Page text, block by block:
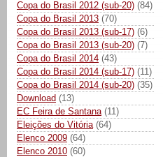
Copa do Brasil 2012 (sub-20) (84)
Copa do Brasil 2013 (70)
Copa do Brasil 2013 (sub-17) (6)
Copa do Brasil 2013 (sub-20) (7)
Copa do Brasil 2014 (43)
Copa do Brasil 2014 (sub-17) (11)
Copa do Brasil 2014 (sub-20) (35)
Download (13)
EC Feira de Santana (11)
Eleições do Vitória (64)
Elenco 2009 (64)
Elenco 2010 (60)